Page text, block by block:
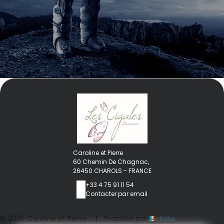
Caroline et Pierre
60 Chemin De Chagnac,
26450 CHAROLS - FRANCE
+33 4 75 91 11 54
Contacter par email
© 2026 Caroline et Pierre | Propulsé par